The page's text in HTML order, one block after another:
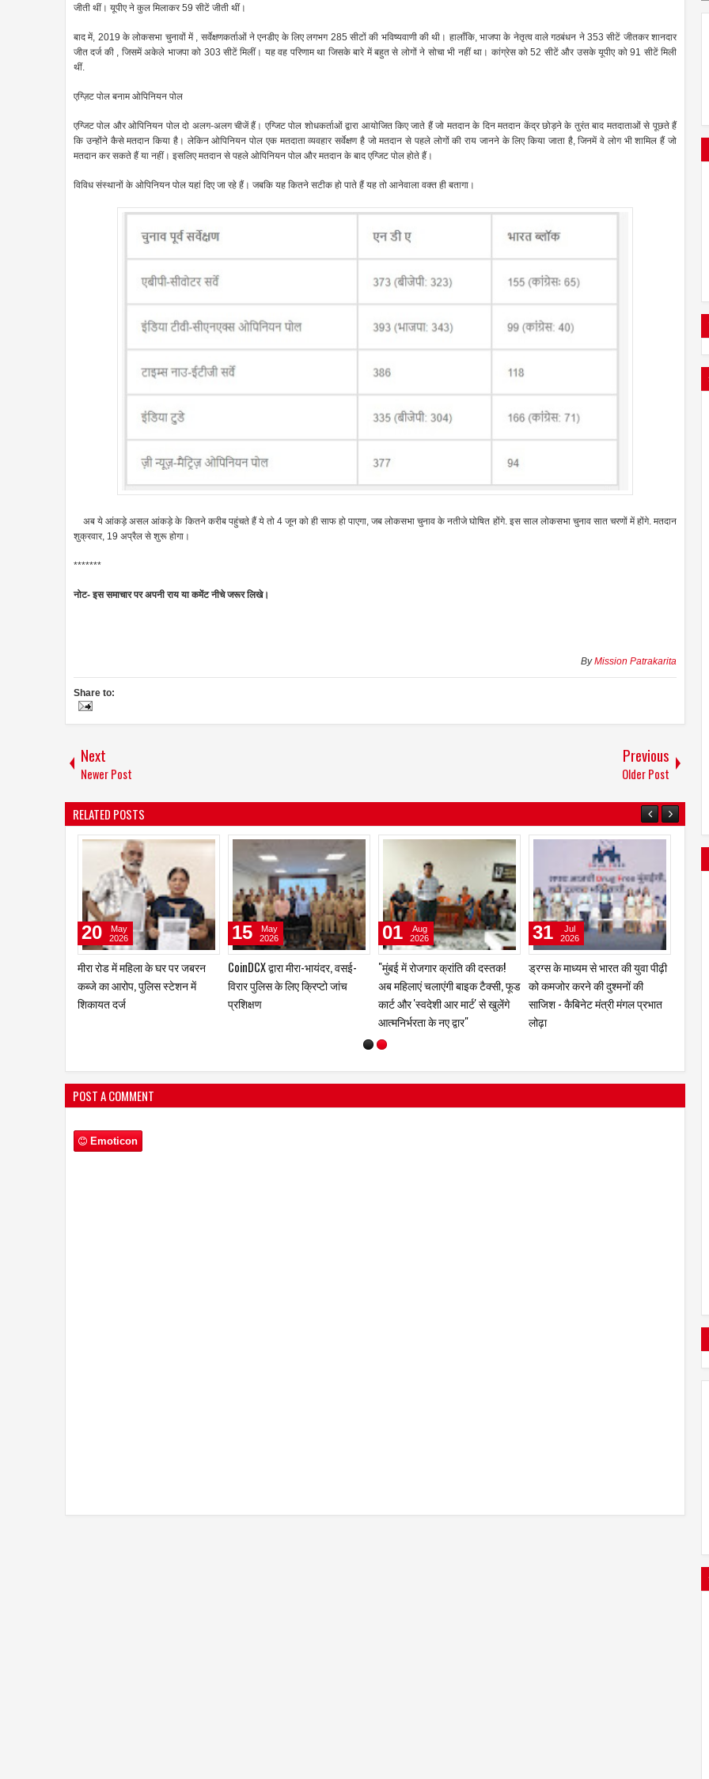
जीती थीं। यूपीए ने कुल मिलाकर 59 सीटें जीती थीं।
बाद में, 2019 के लोकसभा चुनावों में , सर्वेक्षणकर्ताओं ने एनडीए के लिए लगभग 285 सीटों की भविष्यवाणी की थी। हालाँकि, भाजपा के नेतृत्व वाले गठबंधन ने 353 सीटें जीतकर शानदार
जीत दर्ज की , जिसमें अकेले भाजपा को 303 सीटें मिलीं। यह वह परिणाम था जिसके बारे में बहुत से लोगों ने सोचा भी नहीं था। कांग्रेस को 52 सीटें और उसके यूपीए को 91 सीटें मिली
थीं.
एग्ज़िट पोल बनाम ओपिनियन पोल
एग्जिट पोल और ओपिनियन पोल दो अलग-अलग चीजें हैं। एग्जिट पोल शोधकर्ताओं द्वारा आयोजित किए जाते हैं जो मतदान के दिन मतदान केंद्र छोड़ने के तुरंत बाद मतदाताओं से पूछते हैं
कि उन्होंने कैसे मतदान किया है। लेकिन ओपिनियन पोल एक मतदाता व्यवहार सर्वेक्षण है जो मतदान से पहले लोगों की राय जानने के लिए किया जाता है, जिनमें वे लोग भी शामिल हैं जो
मतदान कर सकते हैं या नहीं। इसलिए मतदान से पहले ओपिनियन पोल और मतदान के बाद एग्जिट पोल होते हैं।
विविध संस्थानों के ओपिनियन पोल यहां दिए जा रहे हैं। जबकि यह कितने सटीक हो पाते हैं यह तो आनेवाला वक्त ही बतागा।
अब ये आंकड़े असल आंकड़े के कितने करीब पहुंचते हैं ये तो 4 जून को ही साफ हो पाएगा, जब लोकसभा चुनाव के नतीजे घोषित होंगे. इस साल लोकसभा चुनाव सात चरणों में होंगे. मतदान
शुक्रवार, 19 अप्रैल से शुरू होगा।
*******
नोट- इस समाचार पर अपनी राय या कमेंट नीचे जरूर लिखे।
ByMission Patrakarita
Share to:
Next
Newer Post
Previous
Older Post
RELATED POSTS
वैश्विक मंच पर देश का मान बढ़ाने पर
गर्व की अनुभूति होती है - स्वप्नाली वाणी
06
Jul
2026
फोर्ब्स इंडिया से सीए डॉ. महेश गौड़ को
मिला पहचान, टॉप 10 विजनरी लीडर
और आइकॉन ऑफ इनोवेशन में शामिल
24
Jun
2026
बेघर, बीमार, दिव्यांग और बिस्तर पर
पड़े वृद्धों का सहारा बनेगा सदभावना
वृद्धाश्रम
23
May
2026
पल्लवी गुर्जर ‘बेस्ट डेब्यू प्रोड्यूसर’
पुरस्कार से सम्मानित
21
May
2026
कब्जे
POST A COMMENT